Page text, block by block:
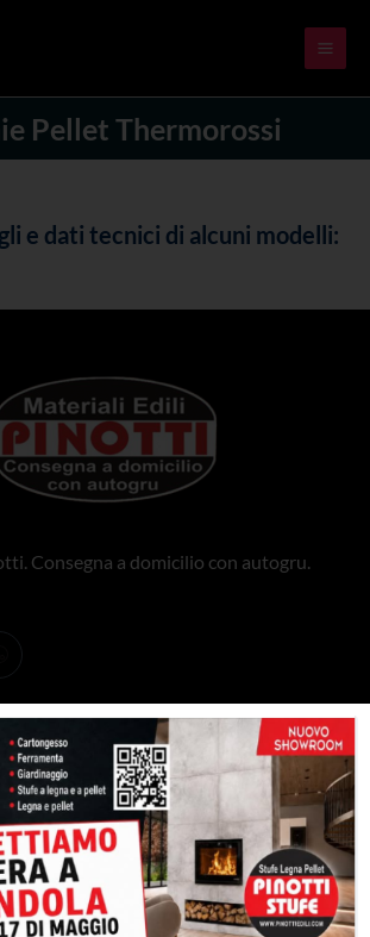
Pellet Thermorossi
e dati tecnici di alcuni modelli:
Consegna a domicilio con autogru.